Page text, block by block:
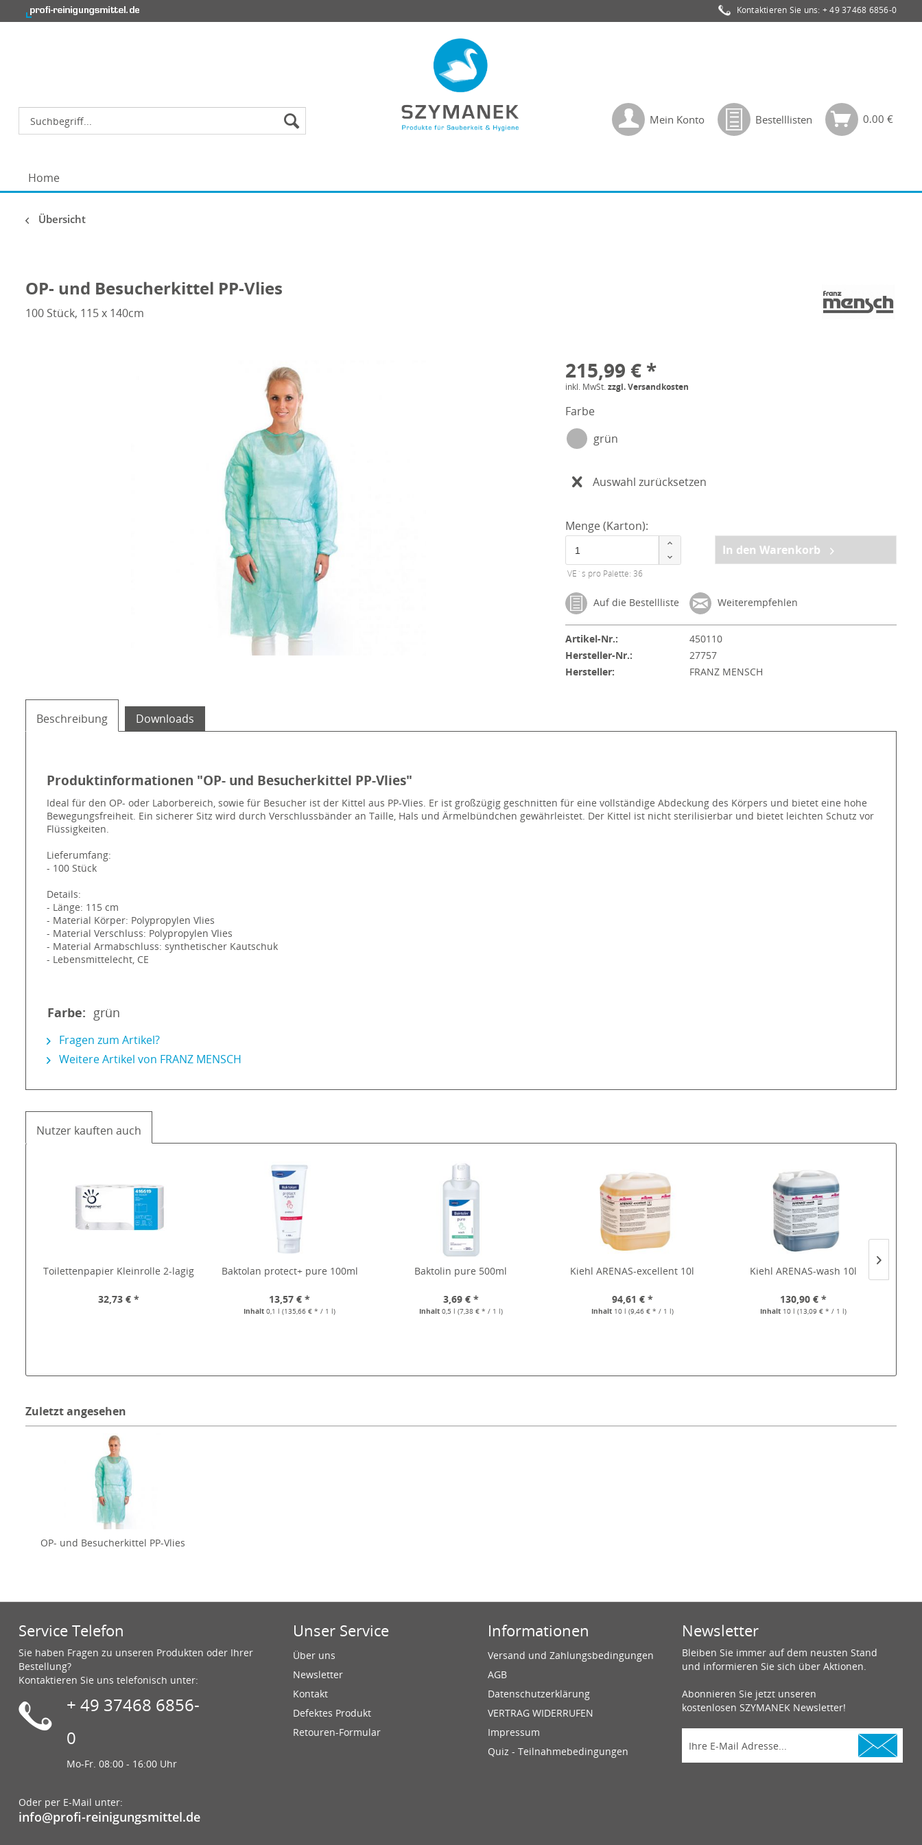
Kontaktieren Sie uns: + 49 37468 6856-0
Mein Konto Bestelllisten 0,00 €
Home
Übersicht
OP- und Besucherkittel PP-Vlies
100 Stück, 115 x 140cm
215,99 € *
inkl. MwSt.zzgl. Versandkosten
Farbe
grün
Auswahl zurücksetzen
Menge (Karton):
VE´s pro Palette: 36
In den Warenkorb
Auf die Bestellliste Weiterempfehlen
Artikel-Nr.:
450110
Hersteller-Nr.:
27757
Hersteller:
FRANZ MENSCH
Beschreibung Downloads
Produktinformationen "OP- und Besucherkittel PP-Vlies"
Ideal für den OP- oder Laborbereich, sowie für Besucher ist der Kittel aus PP-Vlies. Er ist großzügig geschnitten für eine vollständige Abdeckung des Körpers und bietet eine hohe
Bewegungsfreiheit. Ein sicherer Sitz wird durch Verschlussbänder an Taille, Hals und Ärmelbündchen gewährleistet. Der Kittel ist nicht sterilisierbar und bietet leichten Schutz vor
Flüssigkeiten.
Lieferumfang:
- 100 Stück
Details:
- Länge: 115 cm
- Material Körper: Polypropylen Vlies
- Material Verschluss: Polypropylen Vlies
- Material Armabschluss: synthetischer Kautschuk
- Lebensmittelecht, CE
Farbe: grün
Fragen zum Artikel?
Weitere Artikel von FRANZ MENSCH
Nutzer kauften auch
Toilettenpapier Kleinrolle 2-lagig
32,73 € *
Baktolan protect+ pure 100ml
13,57 € *
Inhalt0,1 l(135,66 € * / 1 l)
Baktolin pure 500ml
3,69 € *
Inhalt 0,5 l (7,38 € * / 1 l)
Kiehl ARENAS-excellent 10l
94,61 € *
Inhalt 10 l (9,46 € * / 1 l)
Kiehl ARENAS-wash 10l
130,90 € *
Inhalt 10 l(13,09 € * / 1 l)
Zuletzt angesehen
OP- und Besucherkittel PP-Vlies
Service Telefon
Sie haben Fragen zu unseren Produkten oder Ihrer
Bestellung?
Kontaktieren Sie uns telefonisch unter:
+ 49 37468 6856-
0
Mo-Fr. 08:00 - 16:00 Uhr
Oder per E-Mail unter:
info@profi-reinigungsmittel.de
Unser Service
Über uns
Newsletter
Kontakt
Defektes Produkt
Retouren-Formular
Informationen
Versand und Zahlungsbedingungen
AGB
Datenschutzerklärung
VERTRAG WIDERRUFEN
Impressum
Quiz - Teilnahmebedingungen
Newsletter
Bleiben Sie immer auf dem neusten Stand
und informieren Sie sich über Aktionen.
Abonnieren Sie jetzt unseren
kostenlosen SZYMANEK Newsletter!